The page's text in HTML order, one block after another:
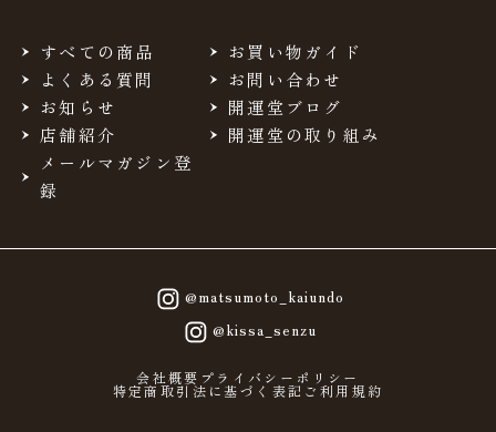
※チャートなど一個人が特定できない範囲で集計する場合
があります。
お客様からの会員登録を承認しない場合
会員登録の申し込みを当社が受けた際、架空の人物を登録
した場合や、本人以外の第三者の会員登録をした場合、過
適当と判断した時は、その会員登録を承認しない場合があ
また一度承認した会員であっても前述のいずれかであるこ
とが判明した場合は、ただちに承認を取り消させていただ
個人利用以外に転用、商用することを禁止しま
すべての商品
お買い物ガイド
よくある質問
お問い合わせ
お知らせ
開運堂ブログ
店舗紹介
開運堂の取り組み
メールマガジン登
録
@matsumoto_kaiundo
@kissa_senzu
会社概要 プライバシーポリシー
特定商取引法に基づく表記 ご利用規約